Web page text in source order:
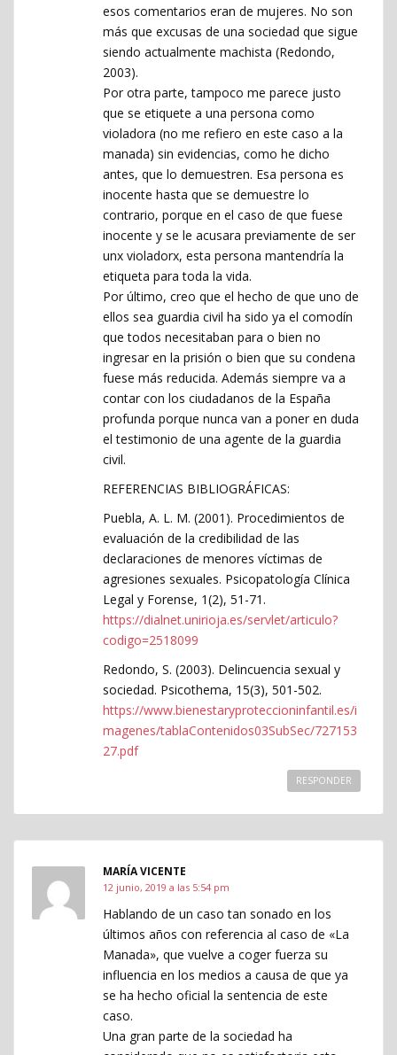
esos comentarios eran de mujeres. No son
más que excusas de una sociedad que sigue
siendo actualmente machista (Redondo,
2003).
Por otra parte, tampoco me parece justo
que se etiquete a una persona como
violadora (no me refiero en este caso a la
manada) sin evidencias, como he dicho
antes, que lo demuestren. Esa persona es
inocente hasta que se demuestre lo
contrario, porque en el caso de que fuese
inocente y se le acusara previamente de ser
unx violadorx, esta persona mantendría la
etiqueta para toda la vida.
Por último, creo que el hecho de que uno de
ellos sea guardia civil ha sido ya el comodín
que todos necesitaban para o bien no
ingresar en la prisión o bien que su condena
fuese más reducida. Además siempre va a
contar con los ciudadanos de la España
profunda porque nunca van a poner en duda
el testimonio de una agente de la guardia
civil.
REFERENCIAS BIBLIOGRÁFICAS:
Puebla, A. L. M. (2001). Procedimientos de
evaluación de la credibilidad de las
declaraciones de menores víctimas de
agresiones sexuales. Psicopatología Clínica
Legal y Forense, 1(2), 51-71.
https://dialnet.unirioja.es/servlet/articulo?
codigo=2518099
Redondo, S. (2003). Delincuencia sexual y
sociedad. Psicothema, 15(3), 501-502.
https://www.bienestaryproteccioninfantil.es/i
magenes/tablaContenidos03SubSec/727153
27.pdf
RESPONDER
MARÍA VICENTE
12 junio, 2019 a las 5:54 pm
Hablando de un caso tan sonado en los
últimos años con referencia al caso de «La
Manada», que vuelve a coger fuerza su
influencia en los medios a causa de que ya
se ha hecho oficial la sentencia de este
caso.
Una gran parte de la sociedad ha